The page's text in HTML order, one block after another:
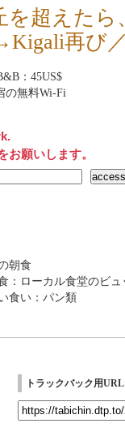
を超えた
再び
：45US$
の無料Wi-Fi
お願いします。
朝食
：ローカル食堂のビュ
食い：パン類
トラックバック用URL